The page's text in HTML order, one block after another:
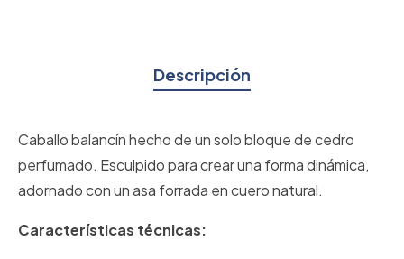
Descripción
Caballo balancín hecho de un solo bloque de cedro
perfumado. Esculpido para crear una forma dinámica,
adornado con un asa forrada en cuero natural.
Características técnicas: